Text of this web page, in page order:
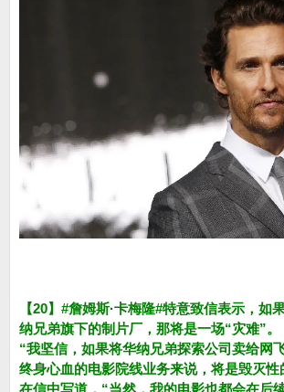
【20】#詹姆斯·卡梅隆#特意致信表示，如
纳兄弟旗下的制片厂，那将是一场“灾难”。
“我坚信，如果将华纳兄弟探索公司卖给网
终身心血的电影院线业务来说，将是毁灭性
在信中写道，“当然，我的电影也都会在后